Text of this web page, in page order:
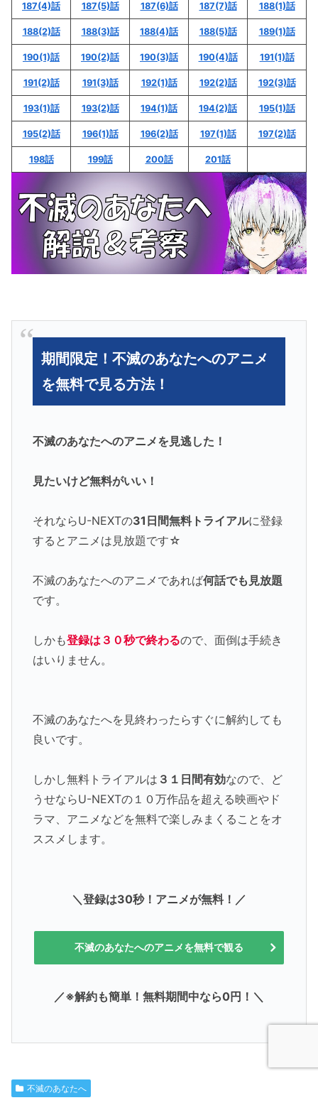
187(4)話 187(5)話 187(6)話 187(7)話 188(1)話
188(2)話 188(3)話 188(4)話 188(5)話 189(1)話
190(1)話 190(2)話 190(3)話 190(4)話 191(1)話
191(2)話 191(3)話 192(1)話 192(2)話 192(3)話
193(1)話 193(2)話 194(1)話 194(2)話 195(1)話
195(2)話 196(1)話 196(2)話 197(1)話 197(2)話
198話 199話 200話 201話
期間限定！不滅のあなたへのアニメ
を無料で見る方法！
不滅のあなたへのアニメを見逃した！
見たいけど無料がいい！
それならU-NEXTの31日間無料トライアルに登録
するとアニメは見放題です☆
不滅のあなたへのアニメであれば何話でも見放題
です。
しかも登録は３０秒で終わるので、面倒は手続き
はいりません。
不滅のあなたへを見終わったらすぐに解約しても
良いです。
しかし無料トライアルは ３１日間有効なので、ど
うせならU-NEXTの１０万作品を超える映画やド
ラマ、アニメなどを無料で楽しみまくることをオ
ススメします。
＼登録は30秒！アニメが無料！／
不滅のあなたへのアニメを無料で観る
／※解約も簡単！無料期間中なら0円！＼
不滅のあなたへ